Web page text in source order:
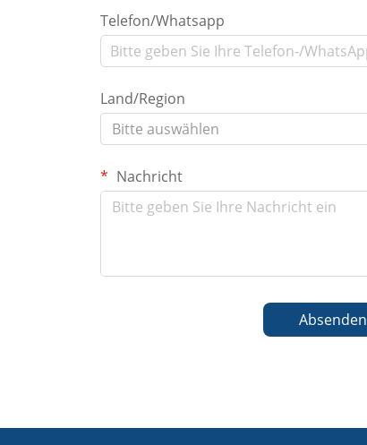
Telefon/Whatsapp
Land/Region
Bitte auswählen
Nachricht
Absenden